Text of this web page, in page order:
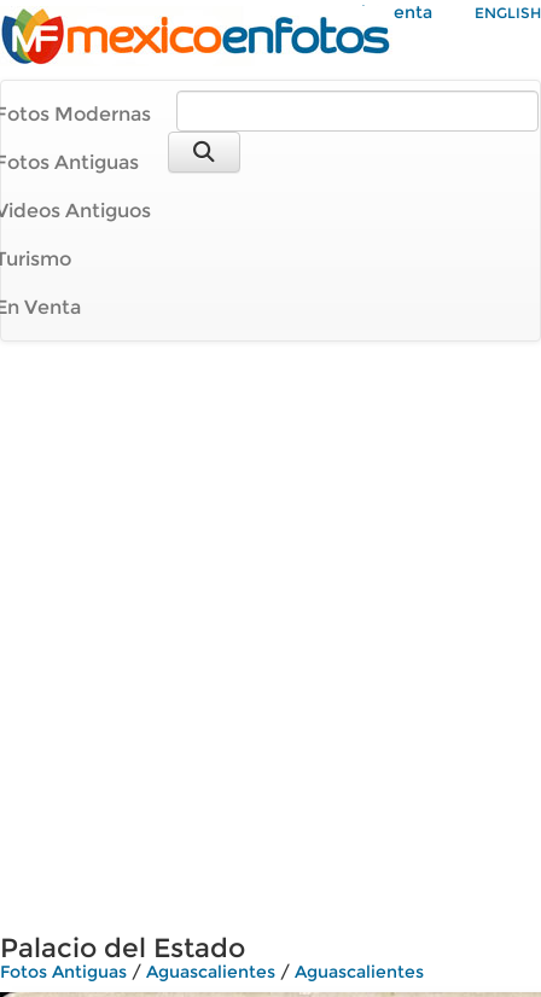
Mi Cuenta ENGLISH
Modernas
Antiguas
Antiguos
Venta
Palacio del Estado
Fotos Antiguas / Aguascalientes / Aguascalientes